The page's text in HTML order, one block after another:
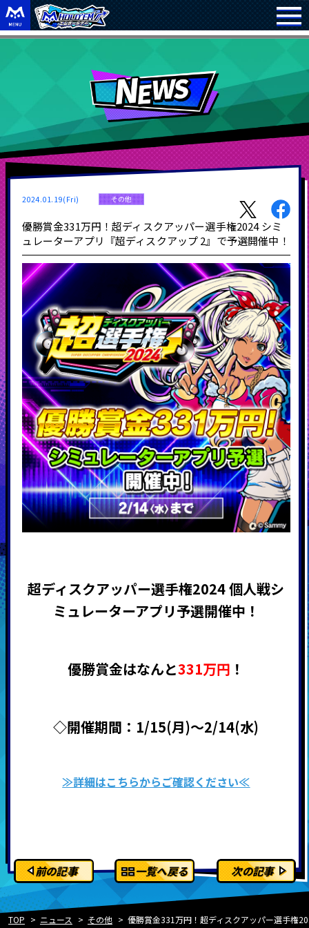
2024.01.19(Fri) その他
優勝賞金331万円！超ディスクアッパー選手権2024 シミ
ュレーターアプリ『超ディスクアップ 2』で予選開催中！
超ディスクアッパー選手権2024 個人戦シ
ミュレーターアプリ予選開催中！
優勝賞金はなんと331万円 ！
◇開催期間：1/15(月)～2/14(水)
≫詳細はこちらからご確認ください≪
前の記事 一覧へ戻る 次の記事
TOP ニュース その他 優勝賞金331万円！超ディスクアッパー選手権